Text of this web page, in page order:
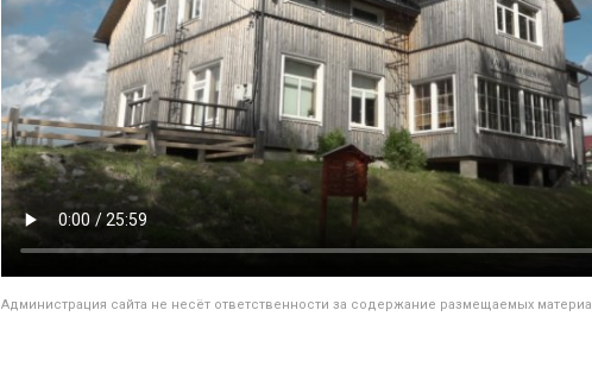
Администрация сайта не несёт ответственности за содержание размещаемых